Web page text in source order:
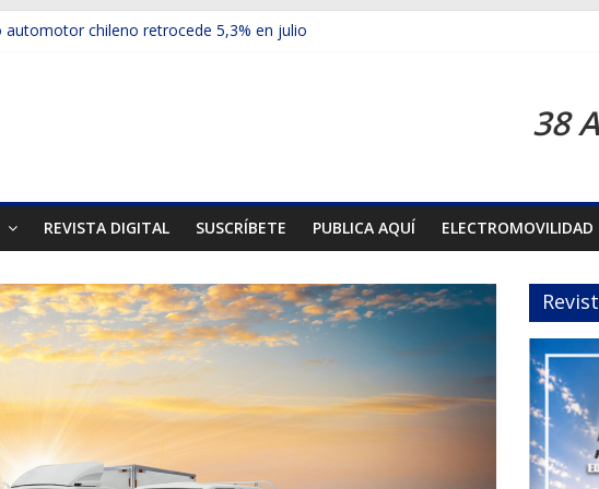
automotor chileno retrocede 5,3% en julio
presentó la recién estrenada Bolden en la Expo Compras Públicas 2026
mercado internacional en lanzar la nueva Maxus T70
38
REVISTA DIGITAL SUSCRÍBETE PUBLICA AQUÍ ELECTROMOVILIDAD